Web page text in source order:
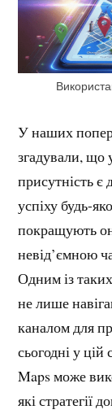
У наших
згадували, що
присутність
успіху будь-
покращують
невід’ємною
Одним із
не лише
каналом для
сьогодні у
Maps може
які стратегії